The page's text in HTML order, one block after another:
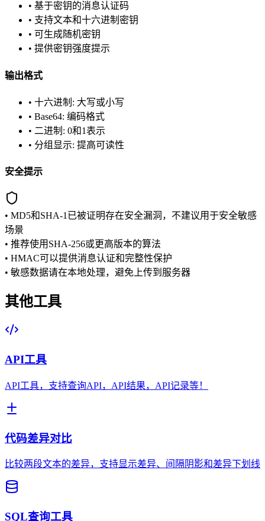
• 基于密钥的消息认证码
• 支持文本和十六进制密钥
• 可生成随机密钥
• 提供密钥强度提示
输出格式
• 十六进制: 大写或小写
• Base64: 编码格式
• 二进制: 0和1表示
• 分组显示: 提高可读性
安全提示
• MD5和SHA-1已被证明存在安全漏洞，不建议用于安全敏感
场景
• 推荐使用SHA-256或更高版本的算法
• HMAC可以提供消息认证和完整性保护
• 敏感数据请在本地处理，避免上传到服务器
其他工具
API工具
API工具，支持查询API，API结果，API记录等！
代码差异对比
比较两段文本的差异，支持显示差异、间隔阴影和差异下划线
SQL查询工具